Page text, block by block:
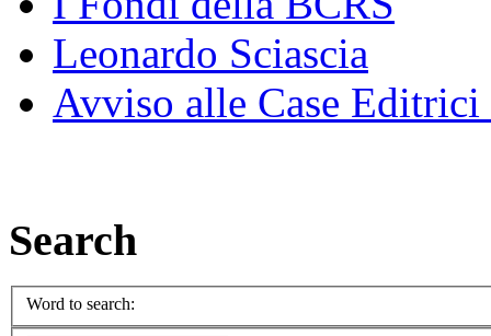
Leonardo Sciascia
Avviso alle Case
Search
Word to search: